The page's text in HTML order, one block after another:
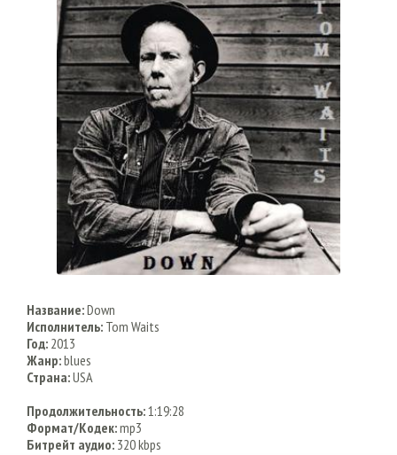
Название:Down
Исполнитель: Tom Waits
Год: 2013
Жанр:blues
Страна:USA
Продолжительность:1:19:28
Формат/Кодек:mp3
Битрейт аудио: 320 kbps